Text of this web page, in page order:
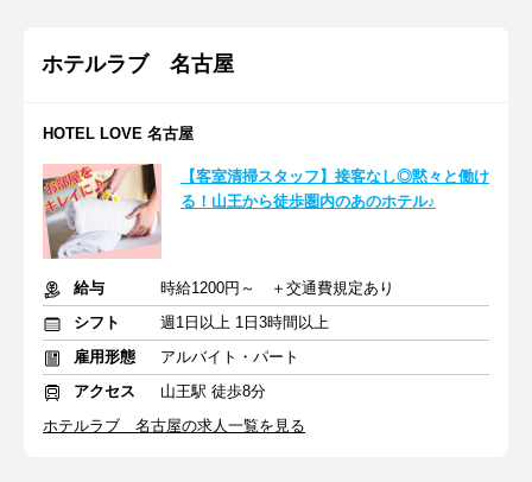
ホテルラブ 名古屋
HOTEL LOVE 名古屋
【客室清掃スタッフ】接客なし◎黙々と働け
る！山王から徒歩圏内のあのホテル♪
給与
時給1200円～ ＋交通費規定あり
シフト
週1日以上 1日3時間以上
雇用形態
アルバイト・パート
アクセス
山王駅 徒歩8分
ホテルラブ 名古屋の求人一覧を見る